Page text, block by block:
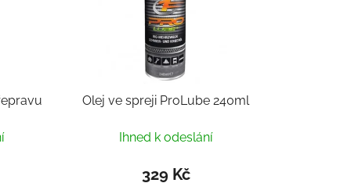
Olej ve spreji ProLube 240ml
Ihned k odeslání
329 Kč